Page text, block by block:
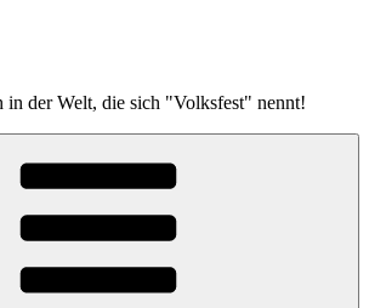
der Welt, die sich "Volksfest" nennt!